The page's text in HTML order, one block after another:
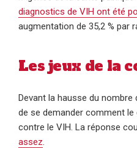
diagnostics de VIH ont été
augmentation de 35,2 % par
Les jeux de la
Devant la hausse du nombre
de se demander comment
contre le VIH. La réponse
assez.